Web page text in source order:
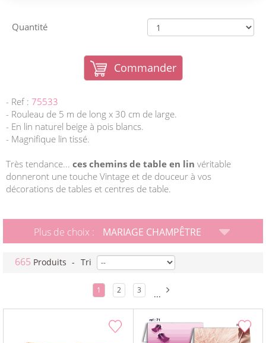
Quantité
Commander
- Ref : 75533
- Rouleau de 5 m de long x 30 cm de large.
- En lin naturel beige à pois blancs.
- Magnifique lin tissé.
Très tendance... ces chemins de table en lin véritable
donneront une touche Vintage et de douceur à vos
décorations de tables et centres de table.
Plus de choix : MARIAGE CHAMPÊTRE
665 Produits - Tri
1 2 3 ...